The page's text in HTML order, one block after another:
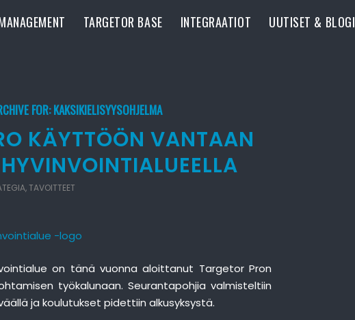
TARGETOR BASE INTEGRAATIOT UUTISET & BLOGI
FOR:KAKSIKIELISYYSOHJELMA
KÄYTTÖÖN VANTAAN
,TAVOITTEET
on tänä vuonna aloittanut Targetor Pron
työkalunaan. Seurantapohjia valmisteltiin
ja koulutukset pidettiin alkusyksystä.